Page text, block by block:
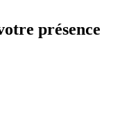
présence